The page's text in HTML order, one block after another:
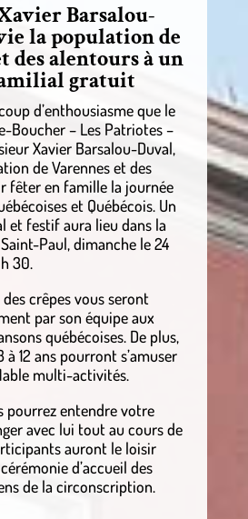
Barsalou-
la population de
des alentours à un
gratuit
d’enthousiasme que le
Boucher – Les Patriotes –
Xavier Barsalou-Duval,
de Varennes et des
fêter en famille la journée
et Québécois. Un
et festif aura lieu dans la
Paul, dimanche le 24
30.
des crêpes vous seront
par son équipe aux
québécoises. De plus,
12 ans pourront s’amuser
multi-activités.
pourrez entendre votre
avec lui tout au cours de
auront le loisir
d’accueil des
de la circonscription.